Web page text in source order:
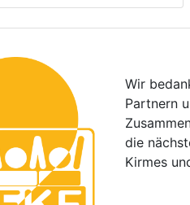
Wir
Partnern
die
Kirmes